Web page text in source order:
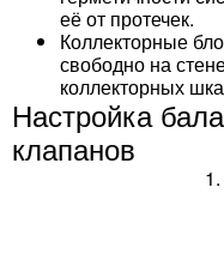
её от протечек.
Коллекторные
свободно на
коллекторных
Настройка
клапанов